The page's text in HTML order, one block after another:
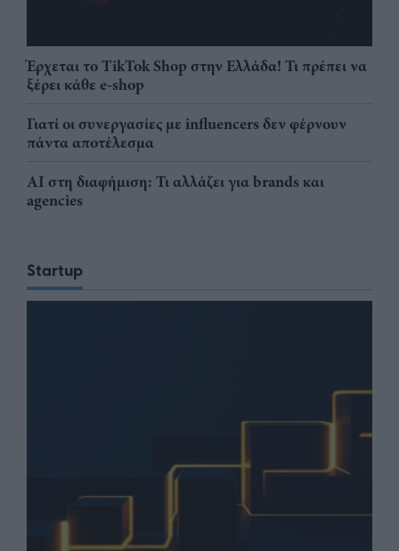
Έρχεται το TikTok Shop στην Ελλάδα! Τι πρέπει να
ξέρει κάθε e-shop
Γιατί οι συνεργασίες με influencers δεν φέρνουν
πάντα αποτέλεσμα
AI στη διαφήμιση: Τι αλλάζει για brands και
agencies
Startup